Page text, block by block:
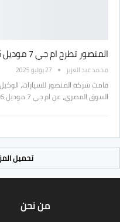
المنصور تطرح ام جي 7 موديل 2026 بإنخفاض في الأسعار
محمد عبد العزيز 27 يوليو 2025
قامت شركة المنصور للسيارات،
السوق المصري، عن ام جي 7 موديل 2026 بصورة…
تحميل
من نحن